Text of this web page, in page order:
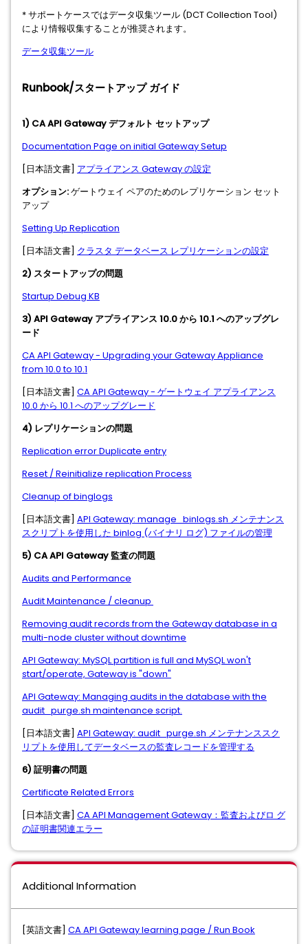
* サポートケースではデータ収集ツール (DCT Collection Tool)
により情報収集することが推奨されます。
データ収集ツール
Runbook/スタートアップ ガイド
1) CA API Gateway デフォルト セットアップ
Documentation Page on initial Gateway Setup
[日本語文書] アプライアンス Gateway の設定
オプション:ゲートウェイ ペアのためのレプリケーション セット
アップ
Setting Up Replication
[日本語文書] クラスタ データベース レプリケーションの設定
2) スタートアップの問題
Startup Debug KB
3) API Gateway アプライアンス 10.0 から 10.1 へのアップグレ
ード
CA API Gateway - Upgrading your Gateway Appliance
from 10.0 to 10.1
[日本語文書] CA API Gateway - ゲートウェイ アプライアンス
10.0 から 10.1 へのアップグレード
4) レプリケーションの問題
Replication error Duplicate entry
Reset / Reinitialize replication Process
Cleanup of binglogs
[日本語文書] API Gateway: manage_binlogs.sh メンテナンス
スクリプトを使用した binlog (バイナリ ログ) ファイルの管理
5) CA API Gateway 監査の問題
Audits and Performance
Audit Maintenance / cleanup
Removing audit records from the Gateway database in a
multi-node cluster without downtime
API Gateway: MySQL partition is full and MySQL won't
start/operate, Gateway is "down"
API Gateway: Managing audits in the database with the
audit_purge.sh maintenance script.
[日本語文書] API Gateway: audit_purge.sh メンテナンススク
リプトを使用してデータベースの監査レコードを管理する
6) 証明書の問題
Certificate Related Errors
[日本語文書] CA API Management Gateway：監査およびロ グ
の証明書関連エラー
Additional Information
[英語文書] CA API Gateway learning page / Run Book